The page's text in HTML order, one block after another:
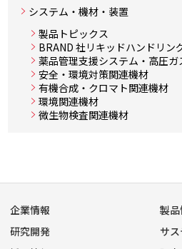
システム・機材・装置
製品トピックス
BRAND 社リキッドハンドリン
薬品管理支援システム・高圧
安全・環境対策関連機材
有機合成・クロマト関連機材
環境関連機材
微生物検査関連機材
企業情報
製
研究開発
サス